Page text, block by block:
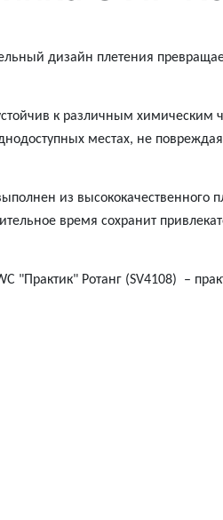
дизайн плетения
к различным химическим
местах, не
из высококачественного
время сохранит
"Практик" Ротанг (SV4108) –